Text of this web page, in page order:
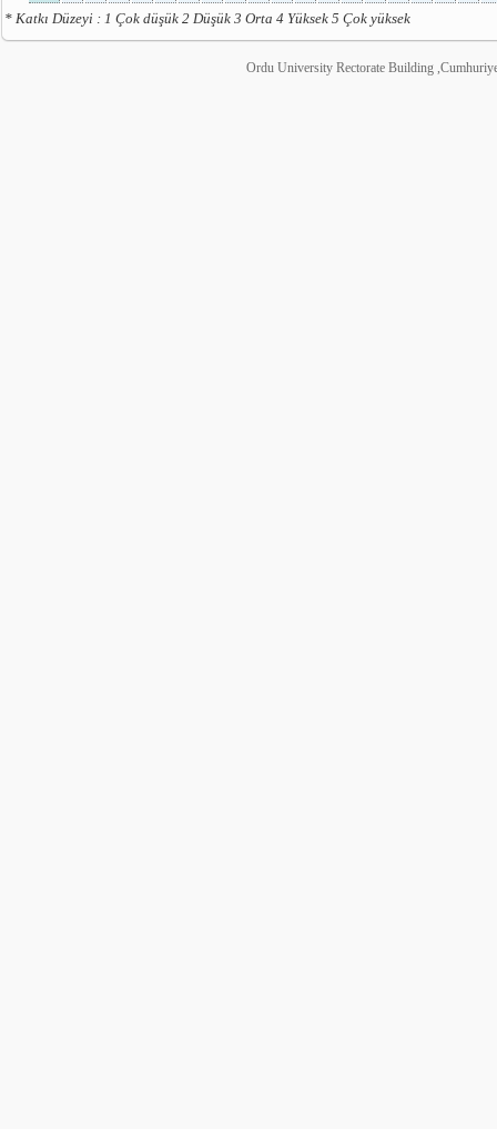
* Katkı Düzeyi : 1 Çok düşük 2 Düşük 3 Orta 4 Yüksek 5 Çok yüksek
Ordu University Rectorate Building